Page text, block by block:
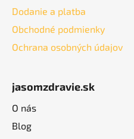
Dodanie a platba
Obchodné podmienky
Ochrana osobných údajov
jasomzdravie.sk
O nás
Blog